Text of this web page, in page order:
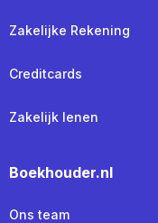
Zakelijke Rekening
Creditcards
Zakelijk lenen
Boekhouder.nl
Ons team